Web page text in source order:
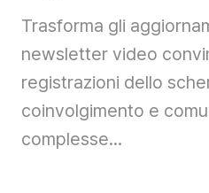
Trasforma gli
newsletter video
registrazioni dello
coinvolgimento e
complesse...